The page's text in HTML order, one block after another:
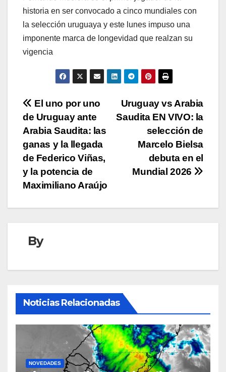
historia en ser convocado a cinco mundiales con
la selección uruguaya y este lunes impuso una
imponente marca de longevidad que realzan su
vigencia
Navegación
de
entradas
Uruguay vs Arabia
Saudita EN VIVO: la
selección de
Marcelo Bielsa
debuta en el
Mundial 2026
El uno por uno
de Uruguay ante
Arabia Saudita: las
ganas y la llegada
de Federico Viñas,
y la potencia de
Maximiliano Araújo
By
Noticias Relacionadas
NOVEDADES